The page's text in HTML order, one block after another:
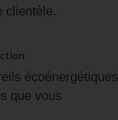
clientèle.
écoénergétiques
que vous